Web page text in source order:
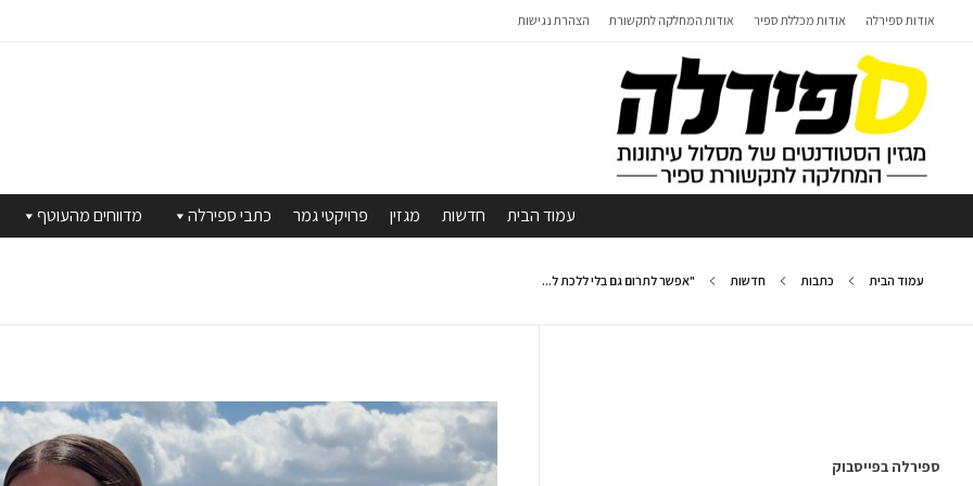
אודות ספירלה אודות מכללת ספיר אודות המחלקה לתקשורת הצהרת נגישות
עמוד הבית חדשות מגזין פרויקטי גמר כתבי ספירלה מדווחים מהעוטף
עמוד הבית כתבות חדשות "אפשר לתרום גם בלי ללכת ל...
ספירלה בפייסבוק